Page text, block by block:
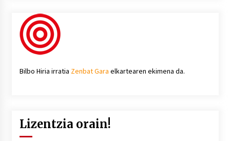
Bilbo Hiria irratia Zenbat Gara elkartearen ekimena da.
Lizentzia orain!